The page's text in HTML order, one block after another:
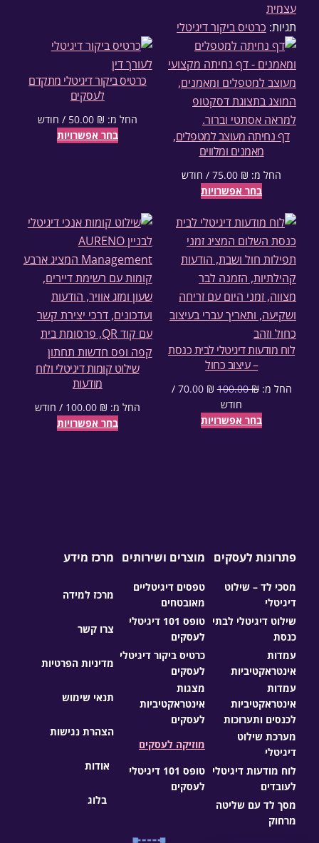
עצמית
תגיות: כרטיס ביקור דיגיטלי
דף נחיתה מעוצב למטפלים,
מאמנים ומלווים
החל מ: 75.00 ₪
/ חודש
בחר אפשרויות
כרטיס ביקור דיגיטלי מתקדם
לעסקים
החל מ: 50.00 ₪
/ חודש
בחר אפשרויות
לוח מודעות דיגיטלי לבית כנסת
– עיצוב כחול
החל מ: 100.00₪
המחיר המקורי היה: 100.00 ₪.
70.00 ₪
המחיר הנוכחי הוא: 70.00 ₪.
/
חודש
בחר אפשרויות
שילוט קומות דיגיטלי ולוח
מודעות
החל מ: 100.00 ₪
/ חודש
בחר אפשרויות
פתרונות לעסקים
מסכי לד – שילוט
דיגיטלי
שילוט דיגיטלי לבתי
כנסת
עמדות
אינטראקטיביות
עמדות
אינטראקטיביות
לכנסים ותערוכות
מערכת שילוט
דיגיטלי
לוח מודעות דיגיטלי
לעובדים
מסך לד עם שליטה
מרחוק
מוצרים ושירותים
טפסים דיגיטליים
מאובטחים
טופס 101 דיגיטלי
לעסקים
כרטיס ביקור דיגיטלי
לעסקים
מצגות
אינטראקטיביות
לעסקים
מוזיקה לעסקים
טופס 101 דיגיטלי
לעסקים
מרכז מידע
מרכז למידה
צרו קשר
מדיניות הפרטיות
תנאי שימוש
הצהרת נגישות
אודות
בלוג